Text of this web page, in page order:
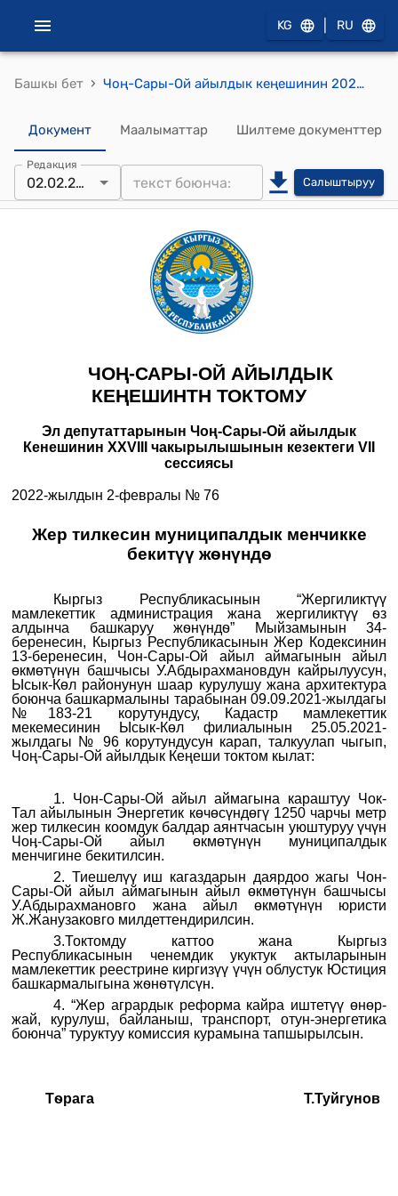
KG RU
Башкы бет › Чоң-Сары-Ой айылдык кеңешинин 2022-жылдын 02-февралындагы № 76 "Жер тилкесин муниципалдык менчикке бекитүү жѳнүндѳ" токтому
Документ Маалыматтар Шилтеме документтер
Редакция
02.02.2022 Салыштыруу